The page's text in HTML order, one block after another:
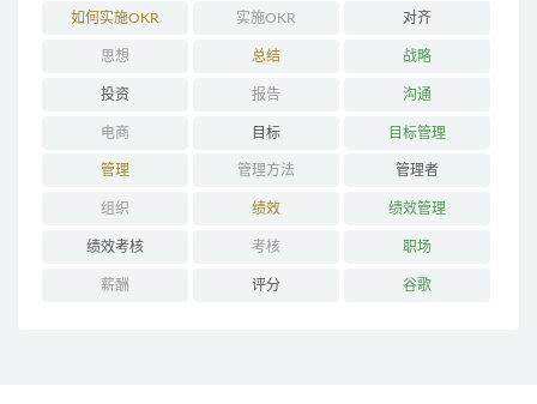
如何实施OKR 实施OKR 对齐
思想 总结 战略
投资 报告 沟通
电商 目标 目标管理
管理 管理方法 管理者
组织 绩效 绩效管理
绩效考核 考核 职场
薪酬 评分 谷歌